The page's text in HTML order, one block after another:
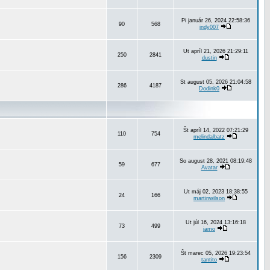
90 568
Pi január 26, 2024 22:58:36
indy007
250 2841
Ut apríl 21, 2026 21:29:11
dustin
286 4187
St august 05, 2026 21:04:58
Dodink0
110 754
Št apríl 14, 2022 07:21:29
melindalbatz
59 677
So august 28, 2021 08:19:48
Avatar
24 166
Ut máj 02, 2023 18:38:55
martinwilson
73 499
Ut júl 16, 2024 13:16:18
jamo
156 2309
Št marec 05, 2026 19:23:54
tantito